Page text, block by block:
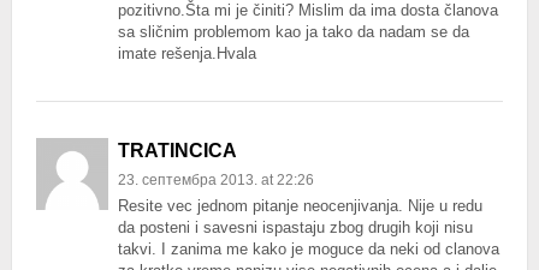
pozitivno.Šta mi je činiti? Mislim da ima dosta članova
sa sličnim problemom kao ja tako da nadam se da
imate rešenja.Hvala
TRATINCICA
23. септембра 2013. at 22:26
Resite vec jednom pitanje neocenjivanja. Nije u redu
da posteni i savesni ispastaju zbog drugih koji nisu
takvi. I zanima me kako je moguce da neki od clanova